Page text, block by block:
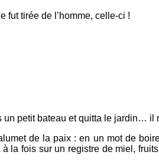
fut tirée de l’homme, celle-ci !
un petit bateau et quitta le jardin… il
de la paix : en un mot de
la fois sur un registre de miel,